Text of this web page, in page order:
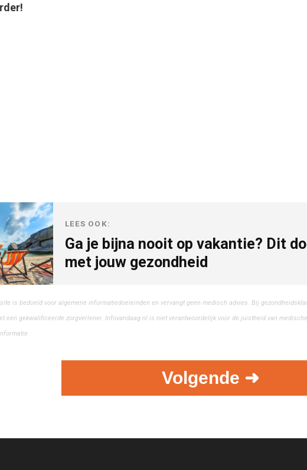
LEES OOK:
Ga je bijna nooit op vakantie? Dit
met jouw gezondheid
is bedoeld voor algemene informatiedoeleinden en vervangt geen medisch advies. Bij
een gekwalificeerde zorgverlener. Infovandaag.nl is niet verantwoordelijk voor de juistheid van
Volgende ➜